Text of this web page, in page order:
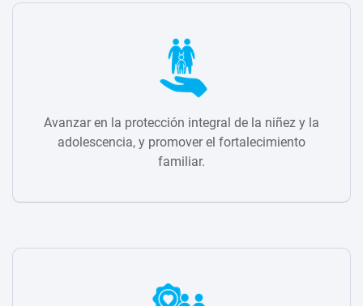
Avanzar en la protección integral de la niñez y la
adolescencia, y promover el fortalecimiento
familiar.